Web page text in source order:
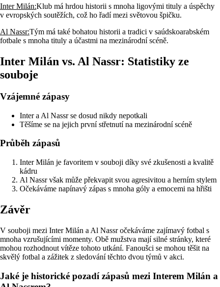
Inter Milán:Klub má hrdou historii s mnoha ligovými tituly a úspěchy
v evropských soutěžích, což ho řadí mezi světovou špičku.
Al Nassr:Tým má také bohatou historii a tradici v saúdskoarabském
fotbale s mnoha tituly a účastmi na mezinárodní scéně.
Inter Milán vs. Al Nassr: Statistiky ze
souboje
Vzájemné zápasy
Inter a Al Nassr se dosud nikdy nepotkali
Těšíme se na jejich první střetnutí na mezinárodní scéně
Průběh zápasů
Inter Milán je favoritem v souboji díky své zkušenosti a kvalitě
kádru
Al Nassr však může překvapit svou agresivitou a herním stylem
Očekáváme napínavý zápas s mnoha góly a emocemi na hřišti
Závěr
V souboji mezi Inter Milán a Al Nassr očekáváme zajímavý fotbal s
mnoha vzrušujícími momenty. Obě mužstva mají silné stránky, které
mohou rozhodnout vítěze tohoto utkání. Fanoušci se mohou těšit na
skvělý fotbal a zážitek z sledování těchto dvou týmů v akci.
Jaké je historické pozadí zápasů mezi Interem Milán a